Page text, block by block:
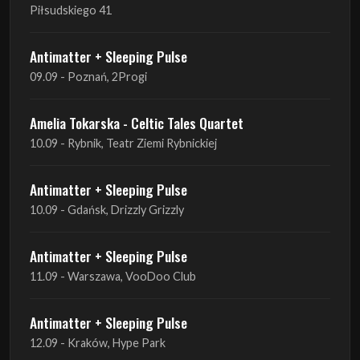
Amelia Tokarska - Celtic Tales Quartet
10.09 - Rybnik, Teatr Ziemi Rybnickiej
Antimatter + Sleeping Pulse
Antimatter + Sleeping Pulse
11.09 - Warszawa, VooDoo Club
Antimatter + Sleeping Pulse
12.09 - Kraków, Hype Park
Amelia Tokarska - Celtic Tales Quartet
19.09 - Brześć Kujawski, Wahadło